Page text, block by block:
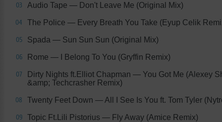
03 Audio Tape — Don't Leave Me (Original Mix)
04 The Police — Every Breath You Take (Eyup Celik
05 Spada — Sun Sun Sun (Original Mix)
06 Rome — I Belong To You (Gryffin Remix)
07 Dirty Nights ft.Elliot Chapman — You Got Me (Alexey
&amp; Techcrasher Remix)
08 Twenty Feet Down — All I See Is You ft. Tom Tyler
09 Topic Ft.Lili Pistorius — Fly Away (Amice Remix)